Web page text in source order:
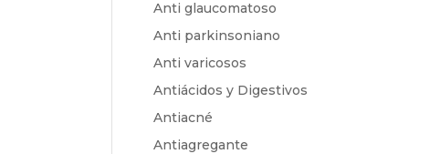
Anti glaucomatoso
Anti parkinsoniano
Anti varicosos
Antiácidos y Digestivos
Antiacné
Antiagregante